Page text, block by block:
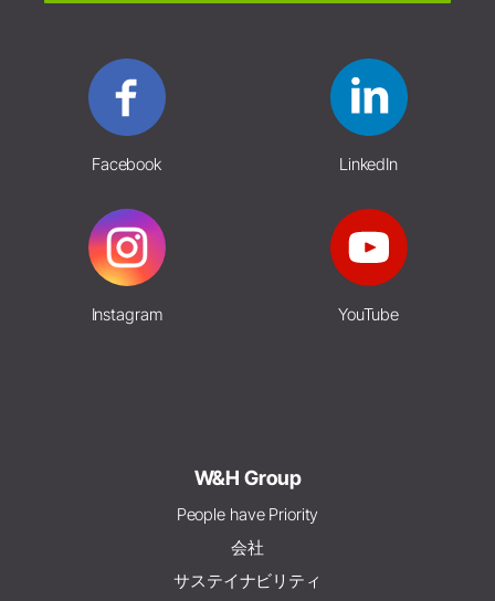
Facebook LinkedIn
Instagram YouTube
W&H Group
People have Priority
会社
サステイナビリティ